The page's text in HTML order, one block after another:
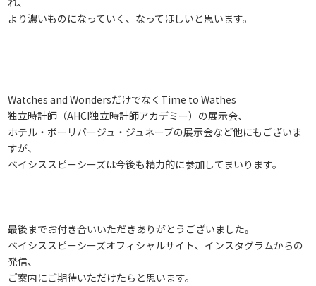
より濃いものになっていく、なってほしいと思います。
Watches and WondersだけでなくTime to Wathes
独立時計師（AHCI独立時計師アカデミー）の展示会、
ホテル・ボーリバージュ・ジュネーブの展示会など他にもございま
すが、
ベイシススピーシーズは今後も精力的に参加してまいります。
最後までお付き合いいただきありがとうございました。
ベイシススピーシーズオフィシャルサイト、インスタグラムからの
発信、
ご案内にご期待いただけたらと思います。